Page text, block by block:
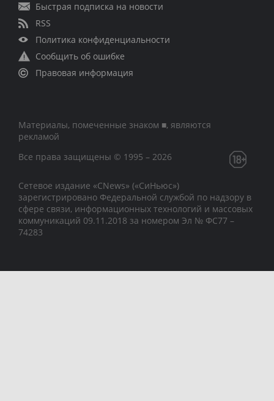
Быстрая подписка на новости
RSS
Политика конфиденциальности
Сообщить об ошибке
Правовая информация
Материалы, помеченные знаком ■, являются
рекламой
Все права защищены © 1995 – 2026
Сетевое издание «CNews» («СиНьюс»)
зарегистрировано Федеральной службой по надзору в
сфере связи, информационных технологий и массовых
коммуникаций 09.11.2018 за номером Эл № ФС77 –
74283